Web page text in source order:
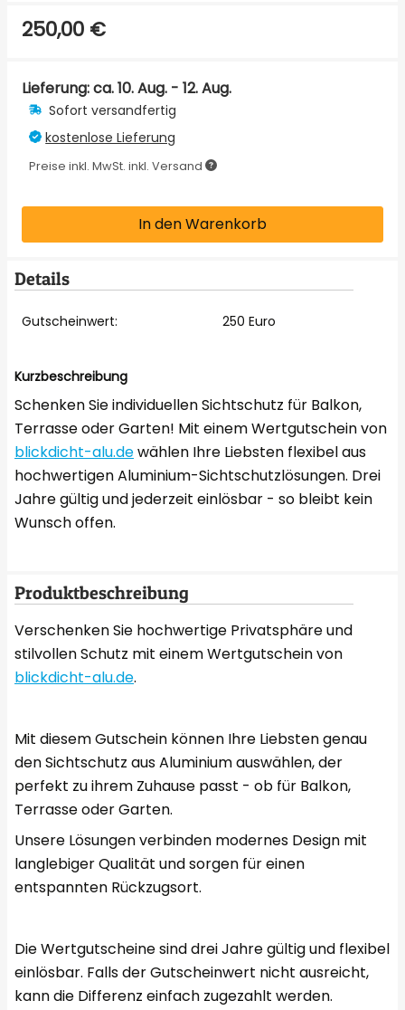
250,00 €
Lieferung: ca.10. Aug. - 12. Aug.
Sofort versandfertig
kostenlose Lieferung
Preise inkl. MwSt. inkl. Versand
In den Warenkorb
Details
Gutscheinwert: 250 Euro
Kurzbeschreibung
Schenken Sie individuellen Sichtschutz für Balkon,
Terrasse oder Garten! Mit einem Wertgutschein von
blickdicht-alu.dewählen Ihre Liebsten flexibel aus
hochwertigen Aluminium-Sichtschutzlösungen. Drei
Jahre gültig und jederzeit einlösbar - so bleibt kein
Wunsch offen.
Produktbeschreibung
Verschenken Sie hochwertige Privatsphäre und
stilvollen Schutz mit einem Wertgutschein von
blickdicht-alu.de.
Mit diesem Gutschein können Ihre Liebsten genau
den Sichtschutz aus Aluminium auswählen, der
perfekt zu ihrem Zuhause passt - ob für Balkon,
Terrasse oder Garten.
Unsere Lösungen verbinden modernes Design mit
langlebiger Qualität und sorgen für einen
entspannten Rückzugsort.
Die Wertgutscheine sind drei Jahre gültig und flexibel
einlösbar. Falls der Gutscheinwert nicht ausreicht,
kann die Differenz einfach zugezahlt werden.